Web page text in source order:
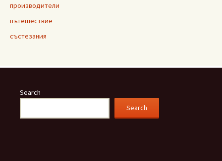
производители
пътешествие
състезания
Search
Search